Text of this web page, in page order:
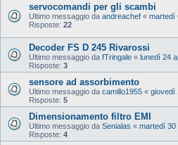
servocomandi per gli scambi
Ultimo messaggio da andreachef « martedì
Risposte: 22
Decoder FS D 245 Rivarossi
Ultimo messaggio da fTringale « lunedì 24
Risposte: 3
sensore ad assorbimento
Ultimo messaggio da camillo1955 « giovedì
Risposte: 5
Dimensionamento filtro EMI
Ultimo messaggio da Senialas « martedì 30
Risposte: 4